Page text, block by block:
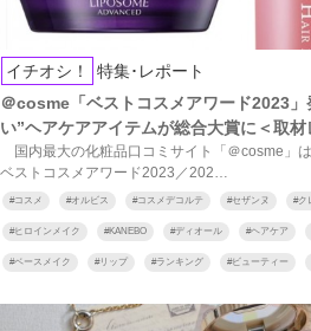
イチオシ！ 特集･レポート
＠cosme「ベストコスメアワード2023
い”ヘアケアアイテムが総合大賞に＜取材
国内最大の化粧品口コミサイト「＠cosme」
ベストコスメアワード2023／202…
#コスメ #オルビス #コスメデコルテ #セザンヌ #ク
#ヒロインメイク #KANEBO #ディオール #ヘアケア
#ベースメイク #リップ #ランキング #ビューティー